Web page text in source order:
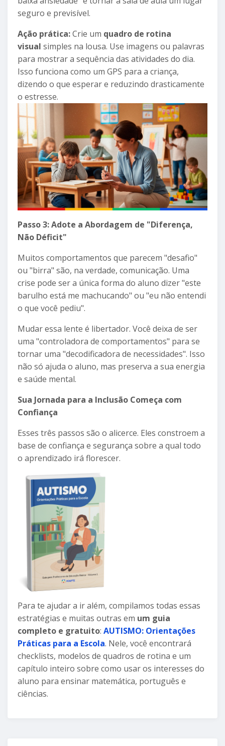
seguro e previsível.
Ação prática:Crie um quadro de rotina
visual simples na lousa. Use imagens ou palavras
para mostrar a sequência das atividades do dia.
Isso funciona como um GPS para a criança,
dizendo o que esperar e reduzindo drasticamente
o estresse.
Passo 3: Adote a Abordagem de "Diferença,
Não Déficit"
Muitos comportamentos que parecem "desafio"
ou "birra" são, na verdade, comunicação. Uma
crise pode ser a única forma do aluno dizer "este
barulho está me machucando" ou "eu não entendi
o que você pediu".
Mudar essa lente é libertador. Você deixa de ser
uma "controladora de comportamentos" para se
tornar uma "decodificadora de necessidades". Isso
não só ajuda o aluno, mas preserva a sua energia
e saúde mental.
Sua Jornada para a Inclusão Começa com
Confiança
Esses três passos são o alicerce. Eles constroem a
base de confiança e segurança sobre a qual todo
o aprendizado irá florescer.
Para te ajudar a ir além, compilamos todas essas
estratégias e muitas outras em um guia
completo e gratuito: AUTISMO: Orientações
Práticas para a Escola. Nele, você encontrará
checklists, modelos de quadros de rotina e um
capítulo inteiro sobre como usar os interesses do
aluno para ensinar matemática, português e
ciências.